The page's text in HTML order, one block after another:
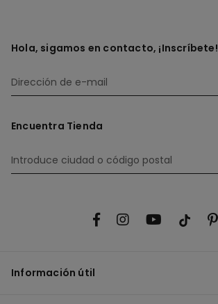
Hola, sigamos en contacto, ¡Inscríbete!
Encuentra Tienda
Información útil